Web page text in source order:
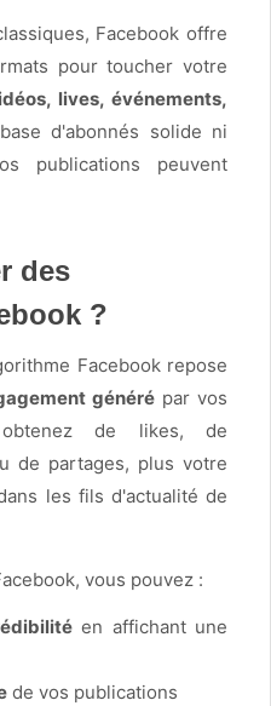
Facebook offre
pour toucher votre
lives, événements,
d'abonnés solide ni
publications peuvent
des
?
Facebook repose
générépar vos
de likes, de
de partages, plus votre
les fils d'actualité de
vous pouvez :
en affichant une
de vos publications